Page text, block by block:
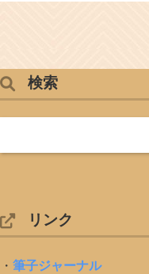
検索
リンク
・ 筆子ジャーナル